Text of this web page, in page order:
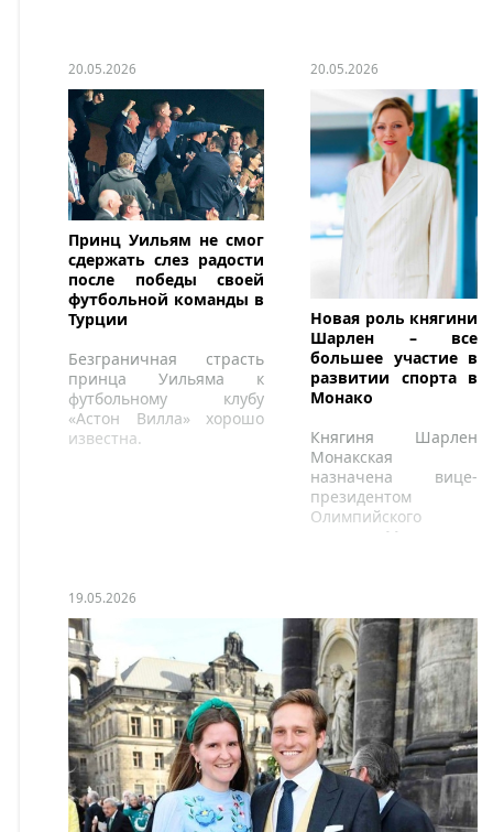
20.05.2026
Принц Уильям не смог
сдержать слез радости
после победы своей
футбольной команды в
Турции
Безграничная страсть
принца Уильяма к
футбольному клубу
«Астон Вилла» хорошо
известна.
20.05.2026
Новая роль княгини
Шарлен – все
большее участие в
развитии спорта в
Монако
Княгиня Шарлен
Монакская
назначена вице-
президентом
Олимпийского
комитета Монако.
19.05.2026